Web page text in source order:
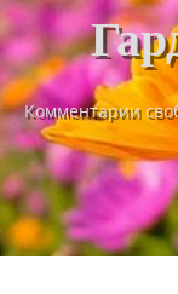
Комментарии